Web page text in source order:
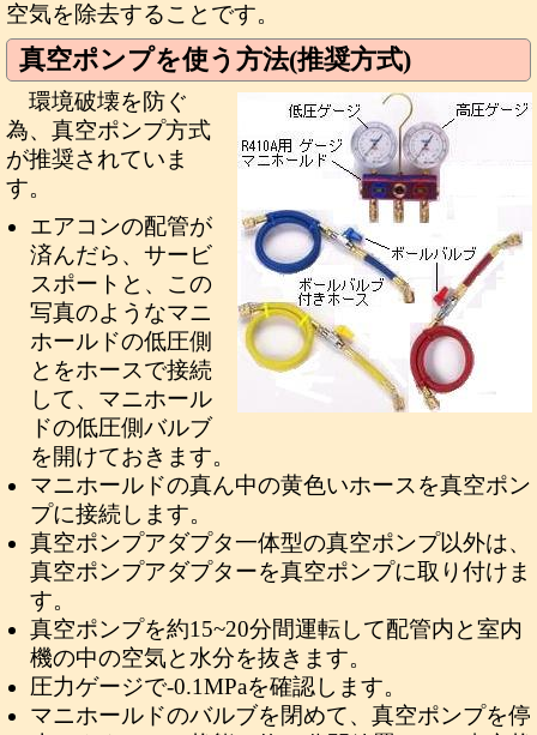
空気を除去することです。
真空ポンプを使う方法(推奨方式)
環境破壊を防ぐ
為、真空ポンプ方式
が推奨されていま
す。
エアコンの配管が
済んだら、サービ
スポートと、この
写真のようなマニ
ホールドの低圧側
とをホースで接続
して、マニホール
ドの低圧側バルブ
を開けておきます。
マニホールドの真ん中の黄色いホースを真空ポン
プに接続します。
真空ポンプアダプタ一体型の真空ポンプ以外は、
真空ポンプアダプターを真空ポンプに取り付けま
す。
真空ポンプを約15~20分間運転して配管内と室内
機の中の空気と水分を抜きます。
圧力ゲージで-0.1MPaを確認します。
マニホールドのバルブを閉めて、真空ポンプを停